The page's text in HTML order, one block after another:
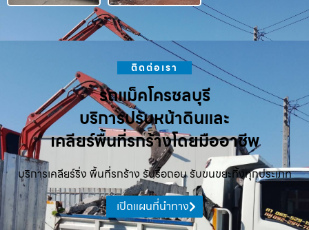
ติดต่อเรา
รถแม็คโครชลบุรี
บริการปรับหน้าดินและ
เคลียร์พื้นที่รกร้างโดยมืออาชีพ
บริการเคลียร์ริ่ง พื้นที่รกร้าง รับรื้อถอน รับขนขยะทิ้งทุกประเภท
เปิดแผนที่นำทาง